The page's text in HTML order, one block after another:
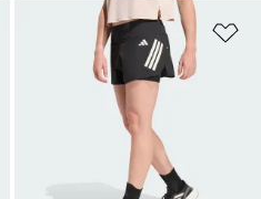
Lägg till på önskelistan